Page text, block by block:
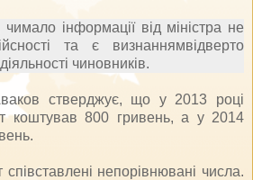
інформації від міністра не
та є визнаннямвідверто
чиновників.
стверджує, що у 2013 році
коштував 800 гривень, а у 2014
непорівнювані числа.